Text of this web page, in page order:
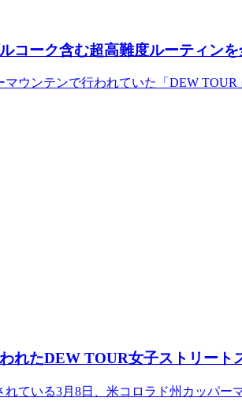
コーク含む超高難度ルーティン
ウンテンで行われていた「DEW
れたDEW TOUR女子ストリート
れている3月8日、米コロラド州カッパー